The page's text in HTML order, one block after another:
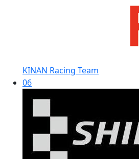
KINAN Racing Team
06